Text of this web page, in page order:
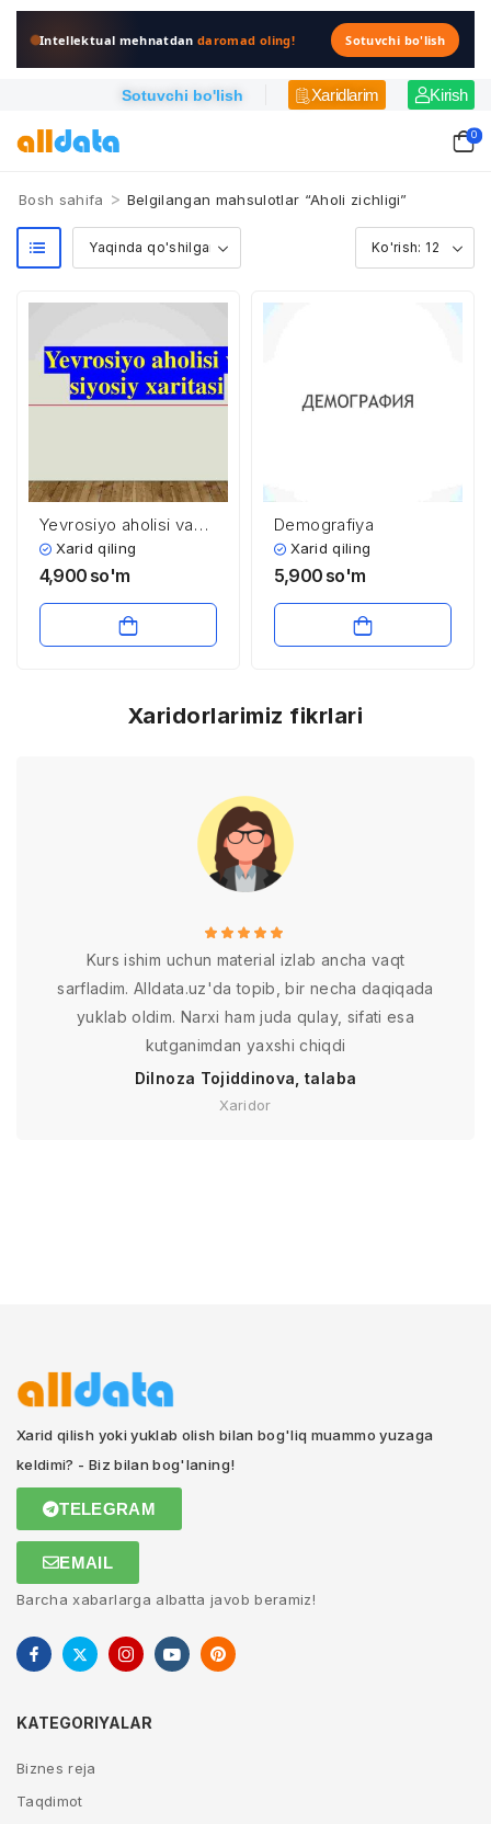
Intellektual mehnatdandaromad oling! Sotuvchi bo'lish
Sotuvchi bo'lish Xaridlarim Kirish
0
Bosh sahifa > Belgilangan mahsulotlar “Aholi zichligi”
Yevrosiyo aholisi va
siyosiy xaritasi
Xarid qiling
4,900 so'm
Demografiya
Xarid qiling
5,900 so'm
Xaridorlarimiz fikrlari
Kurs ishim uchun material izlab ancha vaqt
sarfladim. Alldata.uz'da topib, bir necha daqiqada
yuklab oldim. Narxi ham juda qulay, sifati esa
kutganimdan yaxshi chiqdi
Dilnoza Tojiddinova, talaba
Xaridor
Xarid qilish yoki yuklab olish bilan bog'liq muammo yuzaga
keldimi? - Biz bilan bog'laning!
TELEGRAM
EMAIL
Barcha xabarlarga albatta javob beramiz!
KATEGORIYALAR
Biznes reja
Taqdimot